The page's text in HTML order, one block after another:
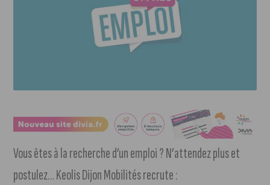
Vous êtes à la recherche d’un emploi ? N’attendez plus et
postulez… Keolis Dijon Mobilités recrute :